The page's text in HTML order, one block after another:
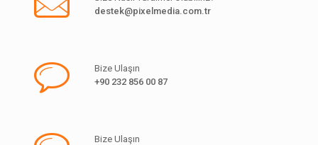
destek@pixelmedia.com.tr
Bize Ulaşın
+90 232 856 00 87
Bize Ulaşın